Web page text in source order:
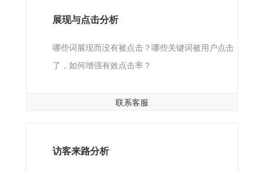
展现与点击分析
哪些词展现而没有被点击？哪些关键词被用户点击
了，如何增强有效点击率？
联系客服
访客来路分析